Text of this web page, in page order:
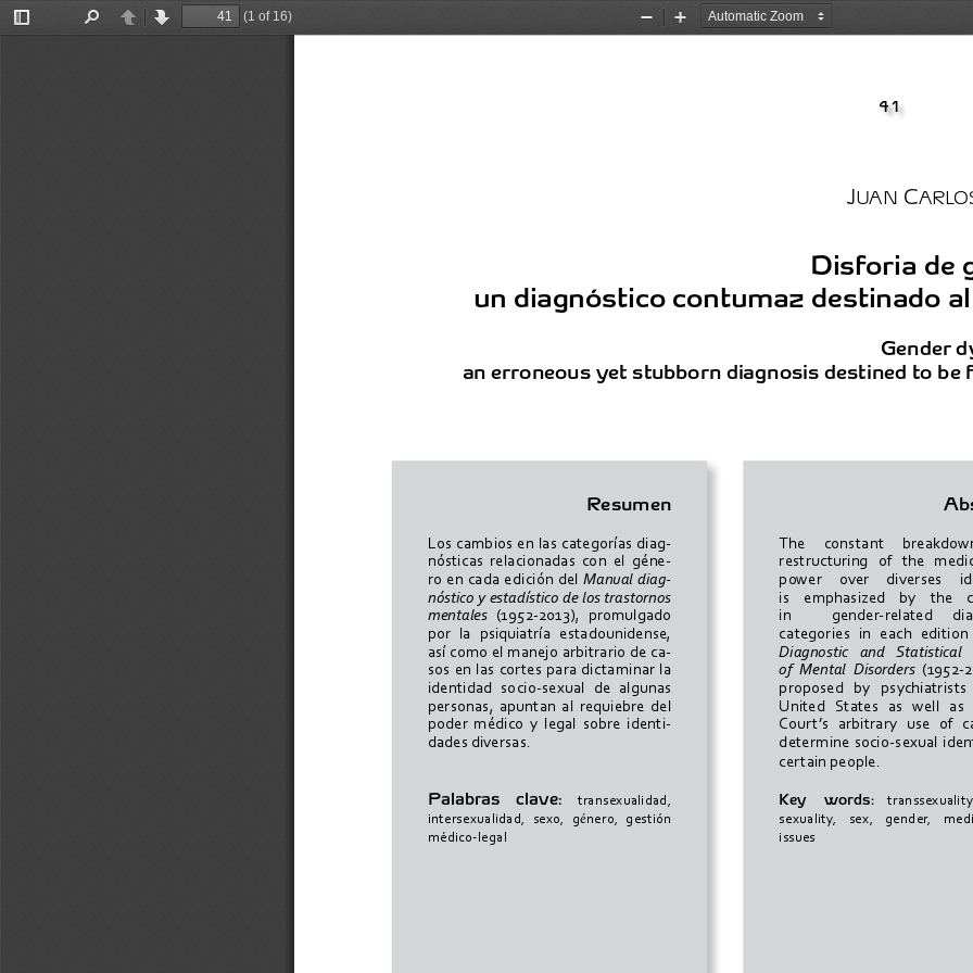
Toggle
PreviousNext
(1 of 16)
Zoom
Zoom
41
Resumen
Los  cambios  en  las  categorías  diag-
nósticas  relacionadas  con  el  géne-
ro  en  cada  edición  del Manual  diag-
nóstico y estadístico de los trastornos
mentales
   (1952-2013),   promulgado
por   la   psiquiatría   estadounidense,
así como el manejo arbitrario de ca-
sos  en  las  cortes  para  dictaminar  la
identidad   socio-sexual   de   algunas
personas,  apuntan  al  requiebre  del
poder  médico  y  legal  sobre  identi-
dades diversas.
Palabras    clave: transexualidad,
intersexualidad,   sexo,   género,   gestión
médico-legal
Disforia de
un diagnóstico contumaz destinado
Gender
an erroneous yet stubborn diagnosis destined to be
Juan C
The      constant
restructuring   of   the
power     over     diverses
is    emphasized    by    the
in            gender-related
categories   in   each   edition
Diagnostic   and   Statistical
of  Mental  Disorders
(1952-
proposed   by   psychiatrists
United   States   as   well   as
Court’s   arbitrary   use   of
determine  socio-sexual
certain people.
Key     words:
transsexuality,
sexuality,    sex,    gender,
issues